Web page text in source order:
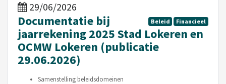
29/06/2026
Beleid Financieel
Documentatie bij
jaarrekening 2025 Stad Lokeren en
OCMW Lokeren (publicatie
29.06.2026)
Samenstelling beleidsdomeinen